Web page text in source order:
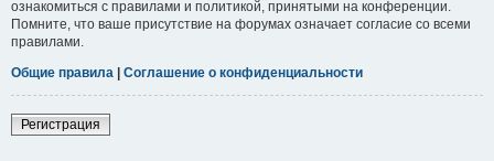
ознакомиться с правилами и политикой, принятыми на конференции.
Помните, что ваше присутствие на форумах означает согласие со всеми
правилами.
Общие правила
Соглашение о конфиденциальности
Регистрация